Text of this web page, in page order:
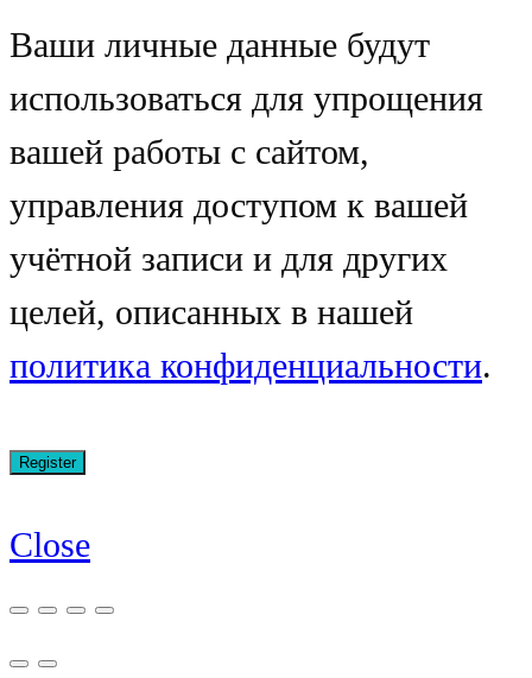
Ваши личные данные будут
использоваться для упрощения
вашей работы с сайтом,
управления доступом к вашей
учётной записи и для других
целей, описанных в нашей
политика конфиденциальности.
Close